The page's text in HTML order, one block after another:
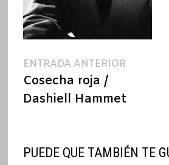
Navegación
de
ENTRADA ANTERIOREntrada
Cosecha roja /
Dashiell Hammet
PUEDE QUE TAMBIÉN TE